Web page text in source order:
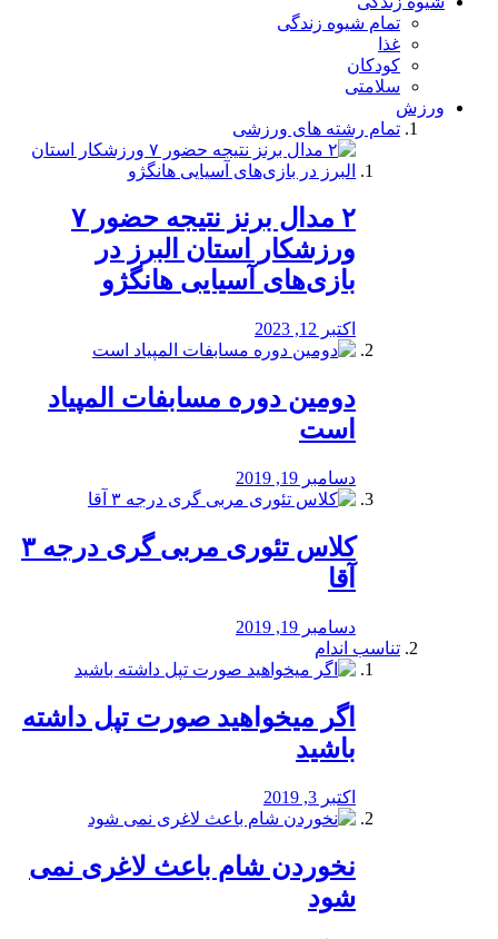
تمام شیوه زندگی
غذا
کودکان
سلامتی
ورزش
تمام رشته های ورزشی
۲ مدال برنز نتیجه حضور ۷
ورزشکار استان البرز در
بازی‌های آسیایی هانگژو
اکتبر 12, 2023
دومین دوره مسابفات المپیاد
است
دسامبر 19, 2019
کلاس تئوری مربی گری درجه ۳
آقا
دسامبر 19, 2019
تناسب اندام
اگر میخواهید صورت تپل داشته
باشید
اکتبر 3, 2019
نخوردن شام باعث لاغری نمی
‌شود